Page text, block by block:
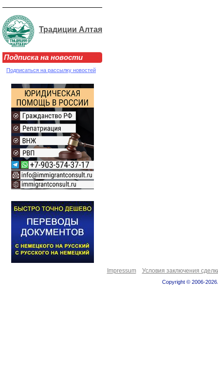
Традиции Алтая
Подписка на новости
Подписаться на рассылку новостей
Impressum Условия заключения
Copyright © 2006-